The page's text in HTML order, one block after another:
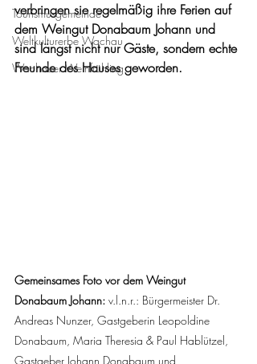
Tourismusgemeinde
Weltkulturerbe Wachau
Wachauer Weinfrühling
verbringen sie regelmäßig ihre Ferien auf
dem Weingut Donabaum Johann und
sind längst nicht nur Gäste, sondern echte
Freunde des Hauses geworden.
Gemeinsames Foto vor dem Weingut
Donabaum Johann: v.l.n.r.: Bürgermeister Dr.
Andreas Nunzer, Gastgeberin Leopoldine
Donabaum, Maria Theresia & Paul Hablützel,
Gastgeber Johann Donabaum und